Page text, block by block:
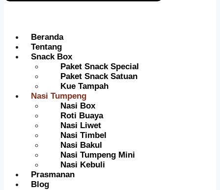
Beranda
Tentang
Snack Box
Paket Snack Special
Paket Snack Satuan
Kue Tampah
Nasi Tumpeng
Nasi Box
Roti Buaya
Nasi Liwet
Nasi Timbel
Nasi Bakul
Nasi Tumpeng Mini
Nasi Kebuli
Prasmanan
Blog